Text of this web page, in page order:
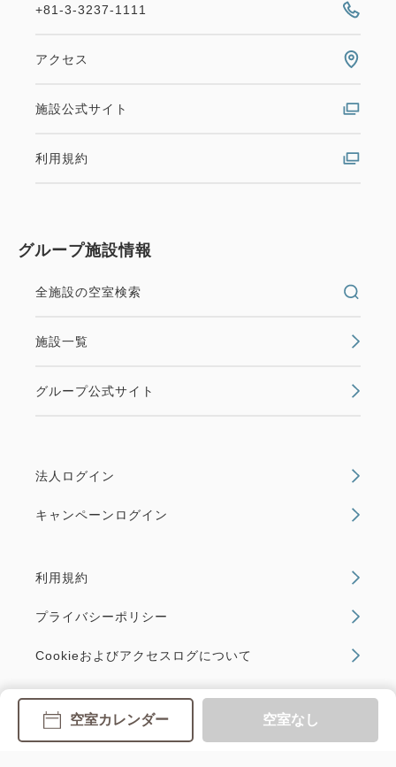
空室カレンダー 空室なし
+81-3-3237-1111
アクセス
施設公式サイト
利用規約
グループ施設情報
全施設の空室検索
施設一覧
グループ公式サイト
法人ログイン
キャンペーンログイン
利用規約
プライバシーポリシー
Cookieおよびアクセスログについて